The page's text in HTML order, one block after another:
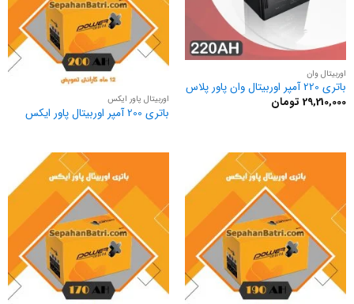
اوربیتال وان
باتری 220 آمپر اوربیتال وان پاور پلاس
29,210,000 تومان اوربیتال پاور ایکس
باتری 200 آمپر اوربیتال پاور ایکس